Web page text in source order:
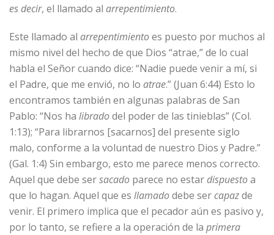
es decir, el llamado al arrepentimiento.
Este llamado al arrepentimientoes puesto por muchos al
mismo nivel del hecho de que Dios “atrae,” de lo cual
habla el Señor cuando dice: “Nadie puede venir a mí, si
el Padre, que me envió, no lo atrae.” (Juan 6:44) Esto lo
encontramos también en algunas palabras de San
Pablo: “Nos ha libradodel poder de las tinieblas” (Col.
1:13); “Para librarnos [sacarnos] del presente siglo
malo, conforme a la voluntad de nuestro Dios y Padre.”
(Gal. 1:4) Sin embargo, esto me parece menos correcto.
Aquel que debe sersacado parece no estardispuestoa
que lo hagan. Aquel que es llamadodebe sercapazde
venir. El primero implica que el pecador aún es pasivo y,
por lo tanto, se refiere a la operación de la primera